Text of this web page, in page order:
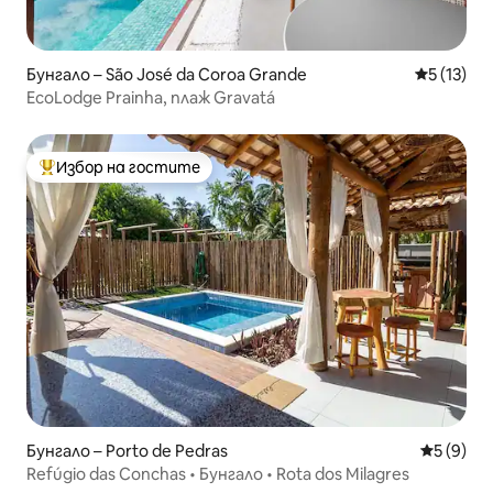
Бунгало – São José da Coroa Grande Средна
5 (13)
EcoLodge Prainha, плаж Gravatá
Най-популярен избор на гостите
Избор на гостите
Бунгало – Porto de Pedras Средна
5 (9)
Refúgio das Conchas • Бунгало • Rota dos Milagres